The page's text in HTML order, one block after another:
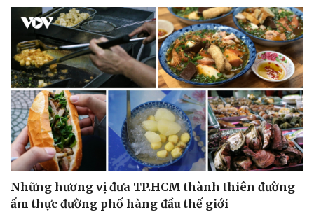
Những hương vị đưa TP.HCM thành thiên đường
ẩm thực đường phố hàng đầu thế giới